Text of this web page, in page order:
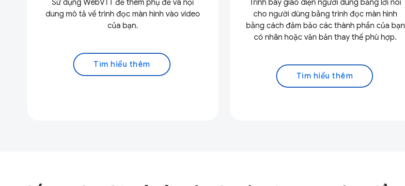
Sử dụng WebVTT để thêm phụ đề và nội
dung mô tả về trình đọc màn hình vào video
của bạn.
Tìm hiểu thêm
Trình bày giao diện người dùng bằng lời nói
cho người dùng bằng trình đọc màn hình
bằng cách đảm bảo các thành phần của bạn
có nhãn hoặc văn bản thay thế phù hợp.
Tìm hiểu thêm